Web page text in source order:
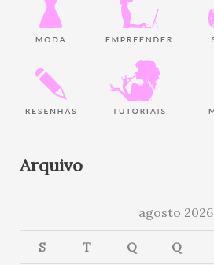
Arquivo
agosto 2026
S T Q Q